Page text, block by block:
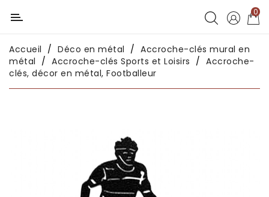
Catégorie
Déco
chambres
0
Accueil Déco en métal
Accroche-clés mural en
métal
Accroche-clés Sports et Loisirs
Accroche-
clés, décor en métal, Footballeur